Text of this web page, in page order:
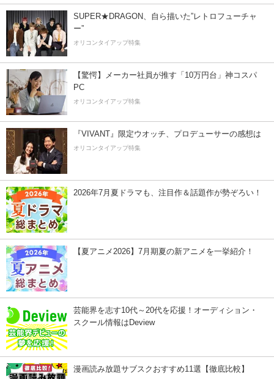
SUPER★DRAGON、自ら描いた”レトロフューチャ
ー”
オリコンタイアップ特集
【驚愕】メーカー社員が推す「10万円台」神コスパ
PC
オリコンタイアップ特集
『VIVANT』限定ウオッチ、プロデューサーの感想は
オリコンタイアップ特集
2026年7月夏ドラマも、注目作＆話題作が勢ぞろい！
【夏アニメ2026】7月期夏の新アニメを一挙紹介！
芸能界を志す10代～20代を応援！オーディション・
スクール情報はDeview
漫画読み放題サブスクおすすめ11選【徹底比較】